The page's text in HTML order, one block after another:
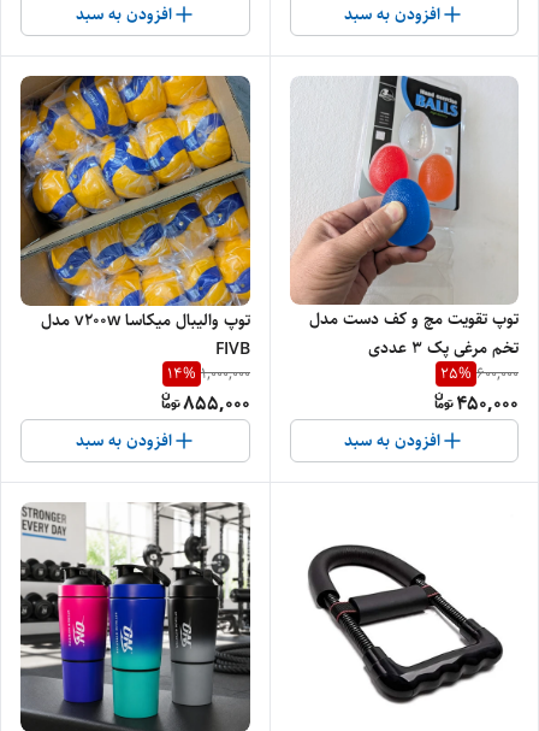
افزودن به سبد افزودن به سبد
توپ تقویت مچ و کف دست مدل
تخم مرغی پک ۳ عددی
600,000
25%
450,000
افزودن به سبد
توپ والیبال میکاسا v200w مدل
FIVB
1,000,000
14%
855,000
افزودن به سبد